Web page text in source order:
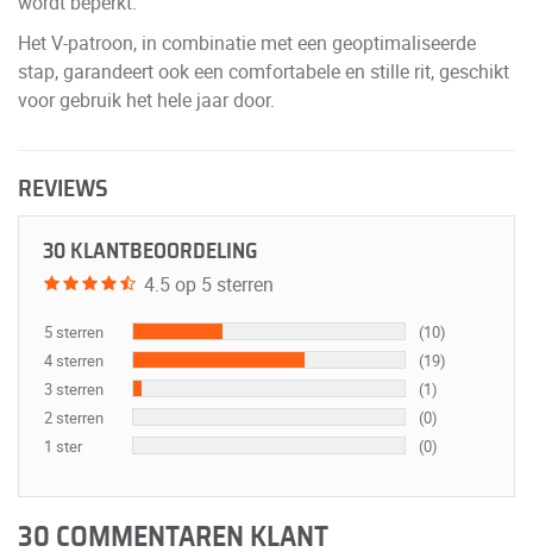
Het V-patroon, in combinatie met een geoptimaliseerde
stap, garandeert ook een comfortabele en stille rit, geschikt
voor gebruik het hele jaar door.
REVIEWS
30 KLANTBEOORDELING
4.5 op 5 sterren
5 sterren
(10)
4 sterren
(19)
3 sterren
(1)
2 sterren
(0)
1 ster
(0)
30 COMMENTAREN KLANT